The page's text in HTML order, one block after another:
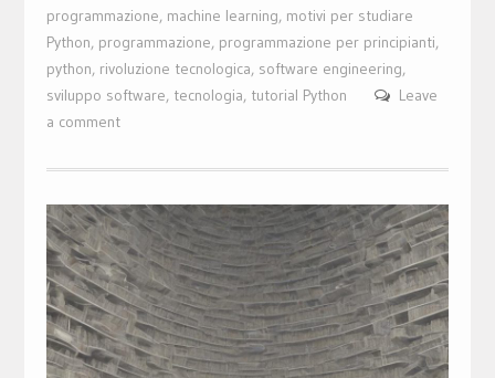
programmazione, machine learning, motivi per studiare
Python, programmazione, programmazione per principianti,
python, rivoluzione tecnologica, software engineering,
sviluppo software, tecnologia, tutorial Python
Leave
a comment